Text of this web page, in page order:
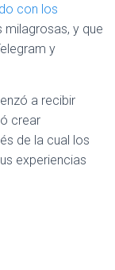
con los
y que
y
a recibir
crear
de la cual los
experiencias